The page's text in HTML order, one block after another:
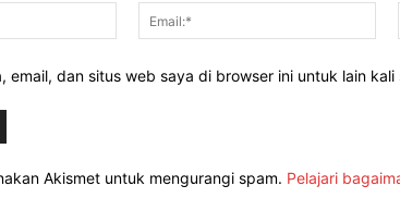
Nama:*
email, dan situs web saya di browser ini untuk lain
Akismet untuk mengurangi spam. Pelajari